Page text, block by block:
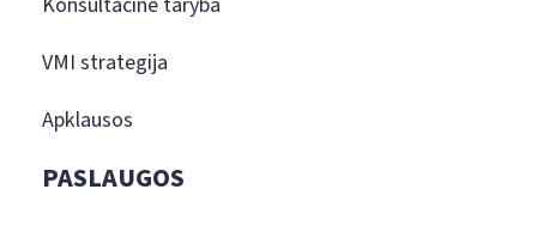
VMI strategija
Apklausos
PASLAUGOS